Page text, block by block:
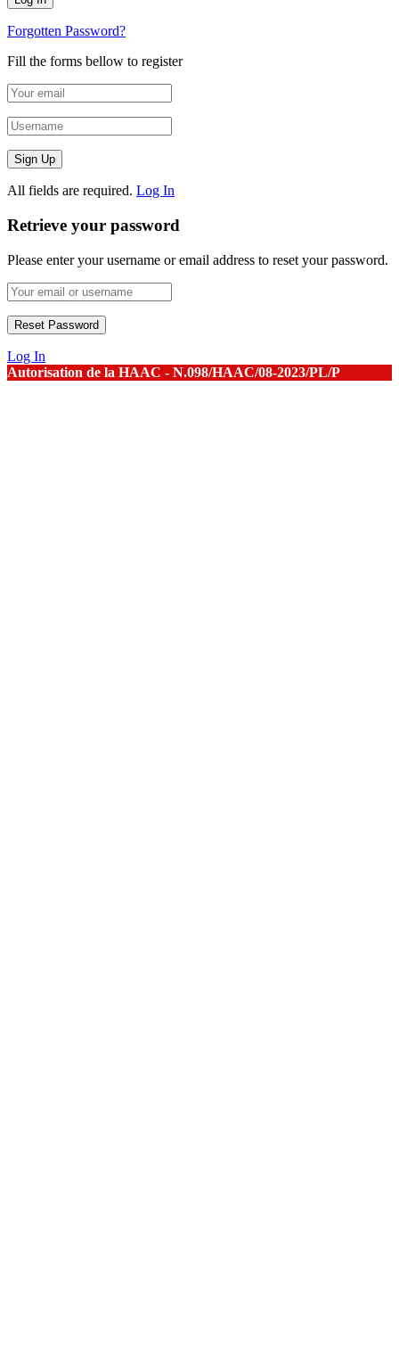
Forgotten Password?
Fill the forms bellow to register
All fields are required. Log In
Retrieve your password
Please enter your username or email address to reset your password.
Log In
Autorisation de la HAAC - N.098/HAAC/08-2023/PL/P